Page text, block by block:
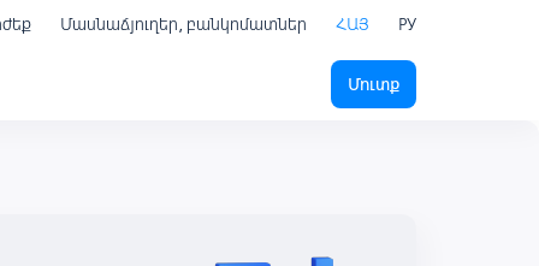
Մասնաճյուղեր, բանկոմատներ ՀԱՅ РУ
Մուտք